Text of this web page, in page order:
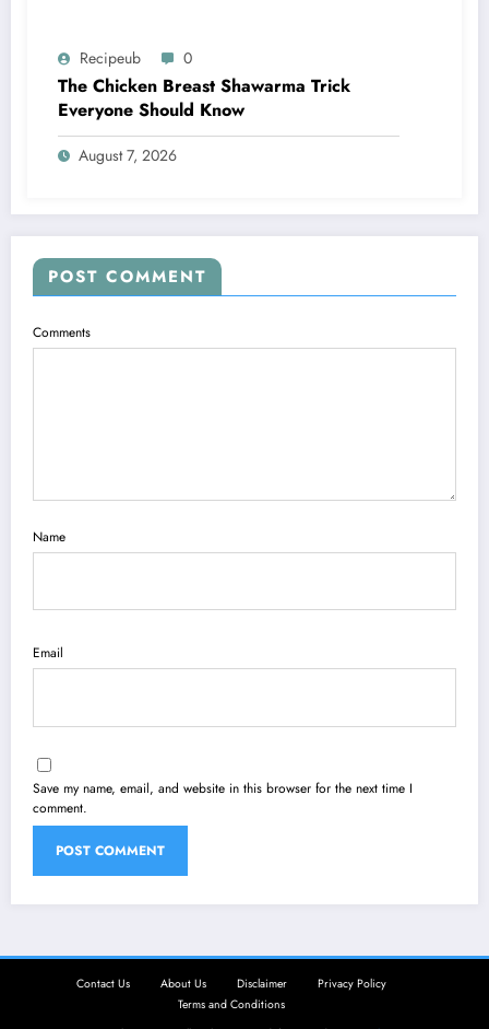
Recipeub 0
The Chicken Breast Shawarma Trick
Everyone Should Know
August 7, 2026
POST COMMENT
Comments
Name
Email
Save my name, email, and website in this browser for the next time I
comment.
Contact Us About Us Disclaimer
Privacy Policy
Terms and Conditions